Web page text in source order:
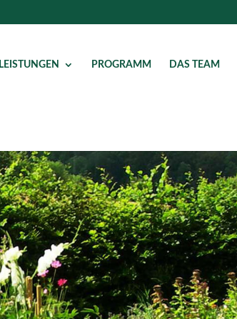
LEISTUNGEN PROGRAMM DAS TEAM